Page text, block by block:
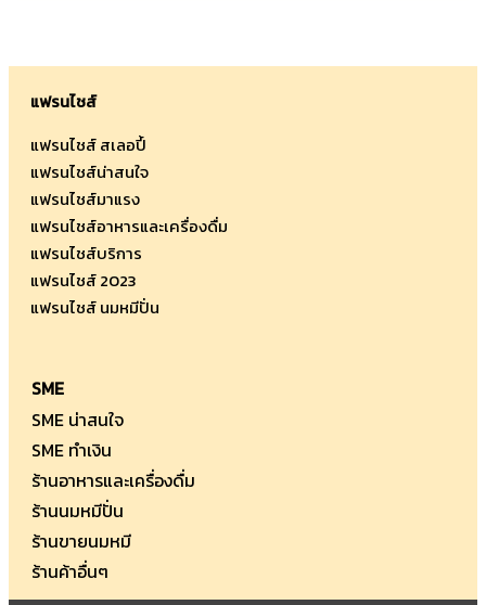
แก้ว
ละ
กัน
บ้าง
มา
ดู
กัน
เลย
แฟรนไชส์
แฟรนไชส์ สเลอปี้
แฟรนไชส์น่าสนใจ
แฟรนไชส์มาแรง
แฟรนไชส์อาหารและเครื่องดื่ม
แฟรนไชส์บริการ
แฟรนไชส์ 2023
แฟรนไชส์ นมหมีปั่น
SME
SME น่าสนใจ
SME ทำเงิน
ร้านอาหารและเครื่องดื่ม
ร้านนมหมีปั่น
ร้านขายนมหมี
ร้านค้าอื่นๆ